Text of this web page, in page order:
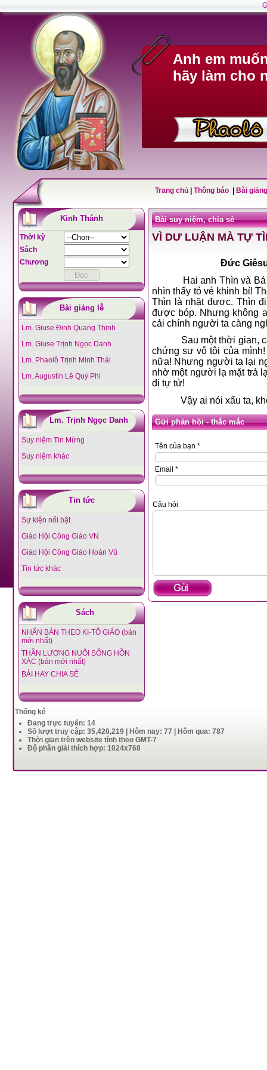
Anh em
hãy làm cho
Trang chủ Thông báo Bài
Kinh Thánh
Thời kỳ
Sách
Chương
Bài giảng lễ
Lm. Giuse Đinh Quang Thịnh
Lm. Giuse Trịnh Ngọc Danh
Lm. Phaolô Trịnh Minh Thái
Lm. Augustin Lê Quý Phi
Lm. Trịnh Ngọc Danh
Suy niệm Tin Mừng
Suy niệm khác
Tin tức
Sự kiện nổi bật
Giáo Hội Công Giáo VN
Giáo Hội Công Giáo Hoàn Vũ
Tin tức khác
Sách
NHÂN BẢN THEO KI-TÔ GIÁO (bản
mới nhất)
THẦN LƯƠNG NUÔI SỐNG HỒN
XÁC (bản mới nhất)
BÀI HAY CHIA SẺ
Bài suy niệm, chia sẻ
VÌ DƯ LUẬN MÀ TỰ
Đức
Hai anh Thìn và
nhìn thấy tỏ vẻ khinh bỉ!
Thìn là nhặt được. Thìn
được bóp. Nhưng không
cải chính người ta càng
Sau một thời gian,
chứng sự vô tội của
nữa! Nhưng người ta lại
nhờ một người lạ mặt trả
đi tự tử!
Vậy ai nói xấu ta,
Gửi phản hồi - thắc mắc
Tên của bạn *
Email *
Câu hỏi
Thống kê
Đang trực tuyến: 14
Số lượt truy cập: 35,420,219 | Hôm nay: 77 | Hôm qua: 787
Thời gian trên website tính theo GMT-7
Độ phân giải thích hợp: 1024x768